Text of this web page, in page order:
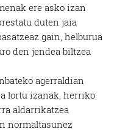
ere asko izan
duten jaia
gain, helburua
den jendea biltzea
agerraldian
lortu izanak, herriko
aldarrikatzea
normaltasunez